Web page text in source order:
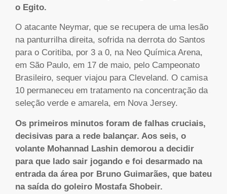
o Egito.
O atacante Neymar, que se recupera de uma lesão
na panturrilha direita, sofrida na derrota do Santos
para o Coritiba, por 3 a 0, na Neo Química Arena,
em São Paulo, em 17 de maio, pelo Campeonato
Brasileiro, sequer viajou para Cleveland. O camisa
10 permaneceu em tratamento na concentração da
seleção verde e amarela, em Nova Jersey.
Os primeiros minutos foram de falhas cruciais,
decisivas para a rede balançar. Aos seis, o
volante Mohannad Lashin demorou a decidir
para que lado sair jogando e foi desarmado na
entrada da área por Bruno Guimarães, que bateu
na saída do goleiro Mostafa Shobeir.